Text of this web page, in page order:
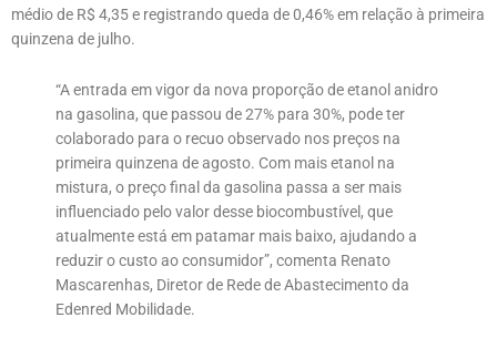
médio de R$ 4,35 e registrando queda de 0,46% em relação à primeira
quinzena de julho.
“A entrada em vigor da nova proporção de etanol anidro
na gasolina, que passou de 27% para 30%, pode ter
colaborado para o recuo observado nos preços na
primeira quinzena de agosto. Com mais etanol na
mistura, o preço final da gasolina passa a ser mais
influenciado pelo valor desse biocombustível, que
atualmente está em patamar mais baixo, ajudando a
reduzir o custo ao consumidor”, comenta Renato
Mascarenhas, Diretor de Rede de Abastecimento da
Edenred Mobilidade.